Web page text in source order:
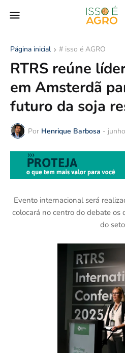
Página inicial # isso é AGRO
RTRS reúne
em Amsterdã
futuro da soja
Por Henrique Barbosa -
Evento internacional será
colocará no centro do debate os
do